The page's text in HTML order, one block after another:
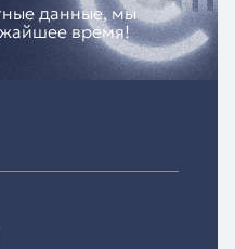
данные, мы
время!